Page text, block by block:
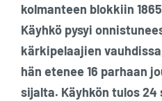
kolmanteen blokkiin
Käyhkö pysyi
kärkipelaajien
hän etenee 16 parhaan
sijalta. Käyhkön tulos 24